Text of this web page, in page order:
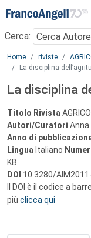
Menu
Cerca:
Main content
Home riviste
La disciplina
La disciplina
Titolo Rivista
Autori/Curatori Anna
Anno di
Lingua Italiano
KB
DOI 10.3280/
Il DOI è il codice a
più clicca qui